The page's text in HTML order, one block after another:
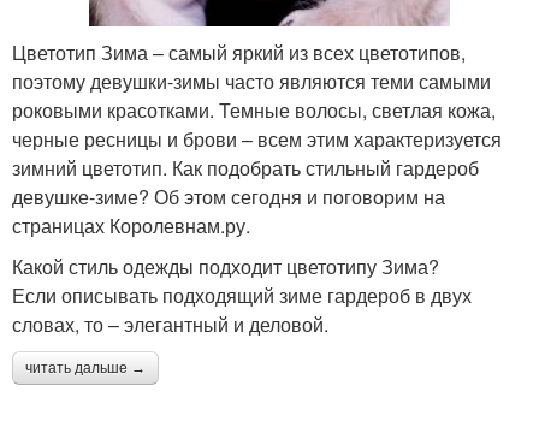
Цветотип Зима – самый яркий из всех цветотипов,
поэтому девушки-зимы часто являются теми самыми
роковыми красотками. Темные волосы, светлая кожа,
черные ресницы и брови – всем этим характеризуется
зимний цветотип. Как подобрать стильный гардероб
девушке-зиме? Об этом сегодня и поговорим на
страницах Королевнам.ру.
Какой стиль одежды подходит цветотипу Зима?
Если описывать подходящий зиме гардероб в двух
словах, то – элегантный и деловой.
читать дальше →